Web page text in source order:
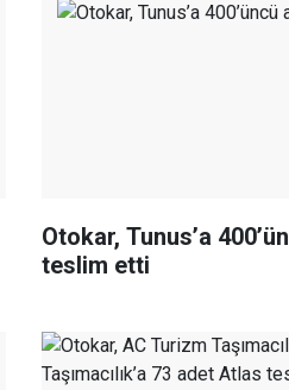
Otokar, Tunus’a
teslim etti